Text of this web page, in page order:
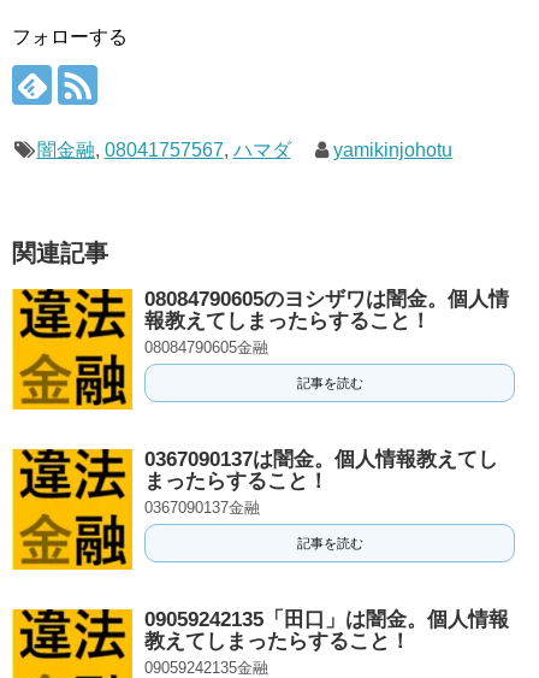
フォローする
闇金融, 08041757567, ハマダ yamikinjohotu
関連記事
08084790605のヨシザワは闇金。個人情
報教えてしまったらすること！
08084790605金融
記事を読む
0367090137は闇金。個人情報教えてし
まったらすること！
0367090137金融
記事を読む
09059242135「田口」は闇金。個人情報
教えてしまったらすること！
09059242135金融